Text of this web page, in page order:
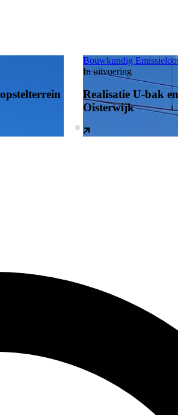
Bouwkundig
In uitvoering
Realisatie U-bak
Oisterwijk